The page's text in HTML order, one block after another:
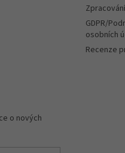
GDPR/
osobních
Recenze
o nových